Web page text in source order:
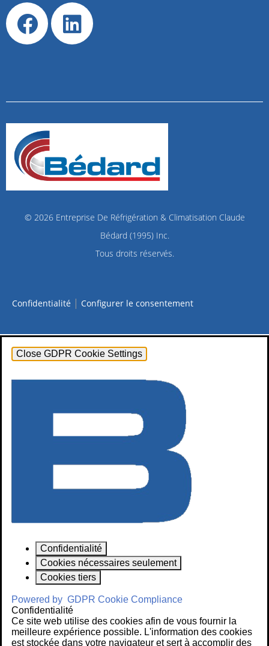
© 2026 Entreprise De Réfrigération & Climatisation Claude
Bédard (1995) Inc.
Tous droits réservés.
Confidentialité | Configurer le consentement
Close GDPR Cookie Settings
Confidentialité
Cookies nécessaires seulement
Cookies tiers
Powered by GDPR Cookie Compliance
Confidentialité
Ce site web utilise des cookies afin de vous fournir la
meilleure expérience possible. L'information des cookies
est stockée dans votre navigateur et sert à accomplir des